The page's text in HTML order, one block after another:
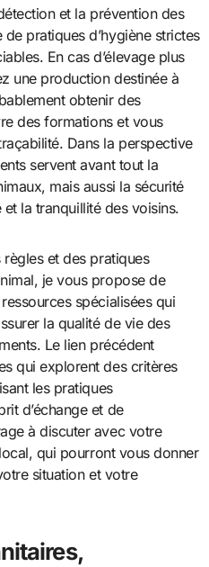
et la prévention des
pratiques d’hygiène strictes
En cas d’élevage plus
une production destinée à
obtenir des
des formations et vous
Dans la perspective
servent avant tout la
mais aussi la sécurité
la tranquillité des voisins.
et des pratiques
je vous propose de
spécialisées qui
la qualité de vie des
Le lien précédent
qui explorent des critères
les pratiques
d’échange et de
à discuter avec votre
qui pourront vous donner
situation et votre